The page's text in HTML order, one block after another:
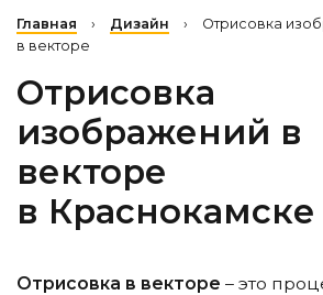
Главная › Дизайн ›
Отрисовка
в векторе
Отрисовка
изображений в
векторе
в Краснокамске
Отрисовка в векторе – это